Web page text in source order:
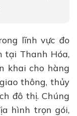
lĩnh vực đo
tại Thanh Hóa,
khai cho hàng
thông, thủy
đô thị. Chúng
hình trọn gói,